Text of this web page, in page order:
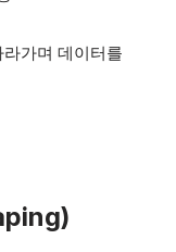
가며 데이터를